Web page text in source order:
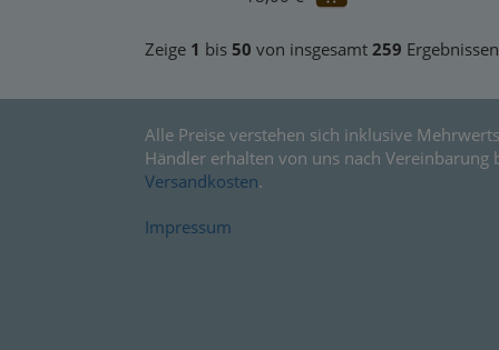
Zeige 1 bis 50 von insgesamt 259
Alle Preise verstehen sich inklusive
Händler erhalten von uns nach
Versandkosten.
Impressum